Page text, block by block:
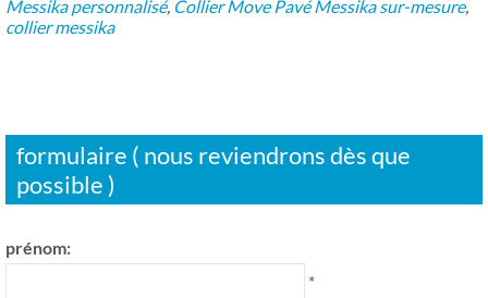
Messika personnalisé, Collier Move Pavé Messika sur-mesure,
collier messika
formulaire ( nous reviendrons dès que
possible )
prénom:
*